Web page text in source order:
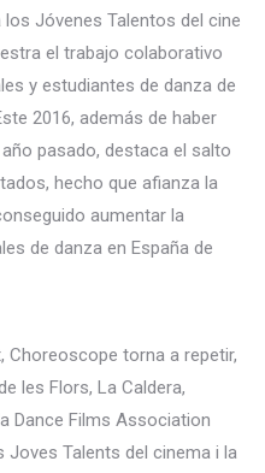
Jóvenes Talentos del cine
el trabajo colaborativo
y estudiantes de danza de
2016, además de haber
pasado, destaca el salto
hecho que afianza la
aumentar la
de danza en España de
Choreoscope torna a repetir,
les Flors, La Caldera,
Dance Films Association
Joves Talents del cinema i la